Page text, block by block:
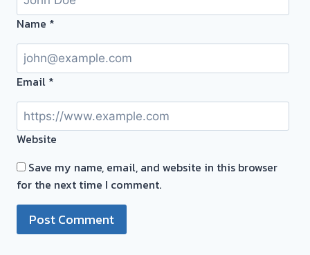
ทันที
ต้อง
รอ
ผล
นี
รับ
Name *
Email *
Website
Save my name, email, and website in this browser
for the next time I comment.